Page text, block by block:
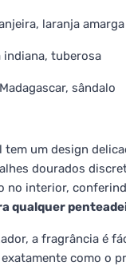
laranja amarga
indiana, tuberosa
sândalo
tem um design
dourados
no interior,
qualquer
a fragrância é
como o